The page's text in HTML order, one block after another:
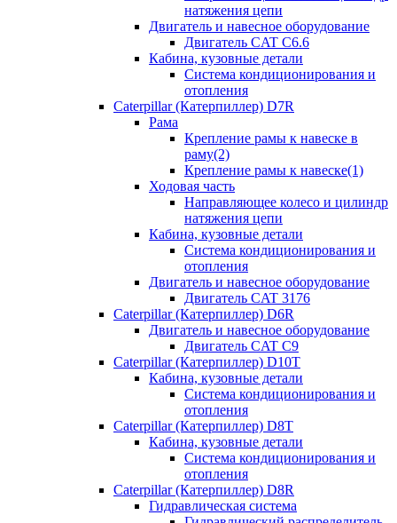
натяжения цепи
Двигатель и навесное оборудование
Двигатель CAT C6.6
Кабина, кузовные детали
Система кондиционирования и
отопления
Caterpillar (Катерпиллер) D7R
Рама
Крепление рамы к навеске в
раму(2)
Крепление рамы к навеске(1)
Ходовая часть
Направляющее колесо и цилиндр
натяжения цепи
Кабина, кузовные детали
Система кондиционирования и
отопления
Двигатель и навесное оборудование
Двигатель CAT 3176
Caterpillar (Катерпиллер) D6R
Двигатель и навесное оборудование
Двигатель CAT C9
Caterpillar (Катерпиллер) D10T
Кабина, кузовные детали
Система кондиционирования и
отопления
Caterpillar (Катерпиллер) D8T
Кабина, кузовные детали
Система кондиционирования и
отопления
Caterpillar (Катерпиллер) D8R
Гидравлическая система